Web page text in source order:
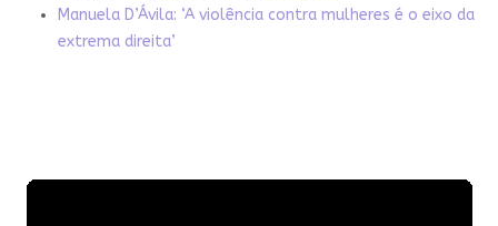
Manuela D’Ávila: ‘A violência contra mulheres é o eixo da
extrema direita’